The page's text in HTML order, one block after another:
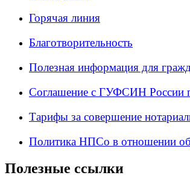
Горячая линия
Благотворительность
Полезная информация для
Соглашение с ГУФСИН России
Тарифы за совершение
Политика НПСо в отношении
Полезные ссылки